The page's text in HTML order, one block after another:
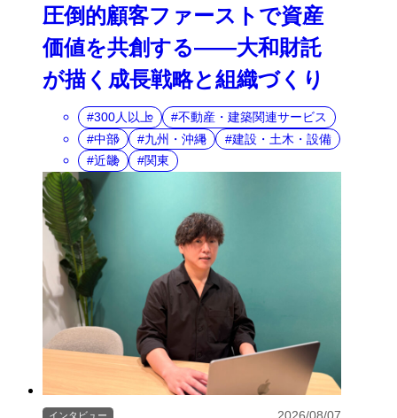
圧倒的顧客ファーストで資産
価値を共創する――大和財託
が描く成長戦略と組織づくり
300人以上
不動産・建築関連サービス
中部
九州・沖縄
建設・土木・設備
近畿
関東
インタビュー